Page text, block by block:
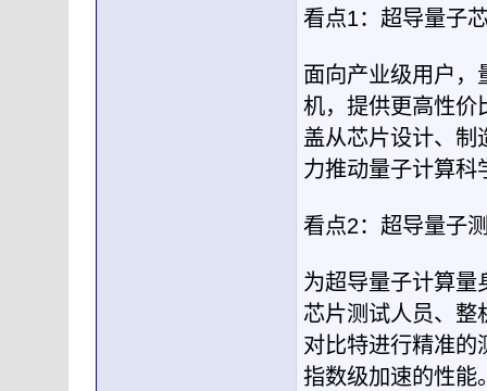
看点1：超导量子
面向产业级用户，
机，提供更高性价
盖从芯片设计、制
力推动量子计算科
看点2：超导量子
为超导量子计算量
芯片测试人员、整
对比特进行精准的
指数级加速的性能